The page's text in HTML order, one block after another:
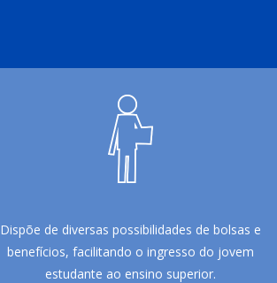
Dispõe de diversas possibilidades de bolsas e
benefícios, facilitando o ingresso do jovem
estudante ao ensino superior.